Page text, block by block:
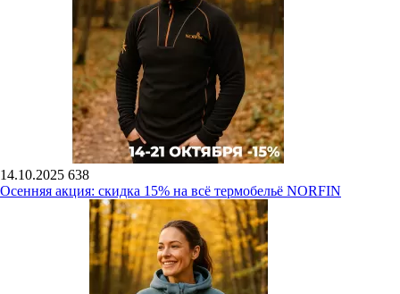
14.10.2025 638
Осенняя акция: скидка 15% на всё термобельё NORFIN